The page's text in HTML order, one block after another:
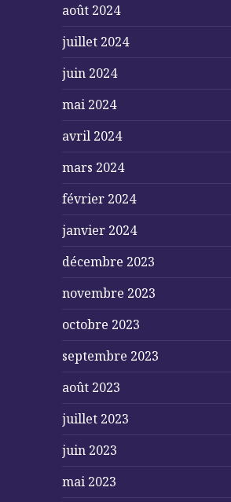
août 2024
juillet 2024
juin 2024
mai 2024
avril 2024
mars 2024
février 2024
janvier 2024
décembre 2023
novembre 2023
octobre 2023
septembre 2023
août 2023
juillet 2023
juin 2023
mai 2023